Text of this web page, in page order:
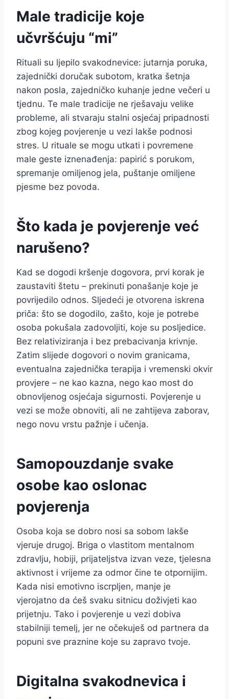
Male tradicije koje
učvršćuju “mi”
Rituali su ljepilo svakodnevice: jutarnja poruka,
zajednički doručak subotom, kratka šetnja
nakon posla, zajedničko kuhanje jedne večeri u
tjednu. Te male tradicije ne rješavaju velike
probleme, ali stvaraju stalni osjećaj pripadnosti
zbog kojeg povjerenje u vezi lakše podnosi
stres. U rituale se mogu utkati i povremene
male geste iznenađenja: papirić s porukom,
spremanje omiljenog jela, puštanje omiljene
pjesme bez povoda.
Što kada je povjerenje već
narušeno?
Kad se dogodi kršenje dogovora, prvi korak je
zaustaviti štetu – prekinuti ponašanje koje je
povrijedilo odnos. Sljedeći je otvorena iskrena
priča: što se dogodilo, zašto, koje je potrebe
osoba pokušala zadovoljiti, koje su posljedice.
Bez relativiziranja i bez prebacivanja krivnje.
Zatim slijede dogovori o novim granicama,
eventualna zajednička terapija i vremenski okvir
provjere – ne kao kazna, nego kao most do
obnovljenog osjećaja sigurnosti. Povjerenje u
vezi se može obnoviti, ali ne zahtijeva zaborav,
nego novu vrstu pažnje i učenja.
Samopouzdanje svake
osobe kao oslonac
povjerenja
Osoba koja se dobro nosi sa sobom lakše
vjeruje drugoj. Briga o vlastitom mentalnom
zdravlju, hobiji, prijateljstva izvan veze, tjelesna
aktivnost i vrijeme za odmor čine te otpornijim.
Kada nisi emotivno iscrpljen, manje je
vjerojatno da ćeš svaku sitnicu doživjeti kao
prijetnju. Tako i povjerenje u vezi dobiva
stabilniji temelj, jer ne očekuješ od partnera da
popuni sve praznine koje su zapravo tvoje.
Digitalna svakodnevica i